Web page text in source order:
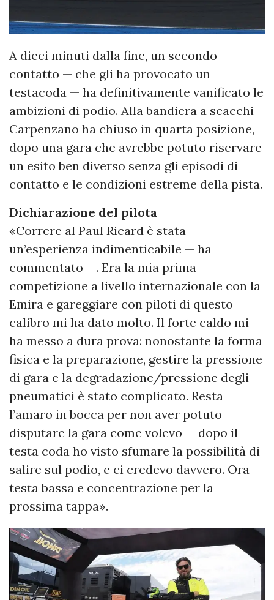
A dieci minuti dalla fine, un secondo
contatto — che gli ha provocato un
testacoda — ha definitivamente vanificato le
ambizioni di podio. Alla bandiera a scacchi
Carpenzano ha chiuso in quarta posizione,
dopo una gara che avrebbe potuto riservare
un esito ben diverso senza gli episodi di
contatto e le condizioni estreme della pista.
Dichiarazione del pilota
«Correre al Paul Ricard è stata
un’esperienza indimenticabile — ha
commentato —. Era la mia prima
competizione a livello internazionale con la
Emira e gareggiare con piloti di questo
calibro mi ha dato molto. Il forte caldo mi
ha messo a dura prova: nonostante la forma
fisica e la preparazione, gestire la pressione
di gara e la degradazione/pressione degli
pneumatici è stato complicato. Resta
l’amaro in bocca per non aver potuto
disputare la gara come volevo — dopo il
testa coda ho visto sfumare la possibilità di
salire sul podio, e ci credevo davvero. Ora
testa bassa e concentrazione per la
prossima tappa».